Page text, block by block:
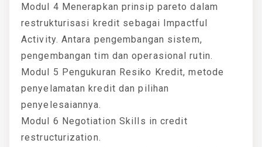
Modul 4 Menerapkan prinsip pareto dalam
restrukturisasi kredit sebagai Impactful
Activity. Antara pengembangan sistem,
pengembangan tim dan operasional rutin.
Modul 5 Pengukuran Resiko Kredit, metode
penyelamatan kredit dan pilihan
penyelesaiannya.
Modul 6 Negotiation Skills in credit
restructurization.